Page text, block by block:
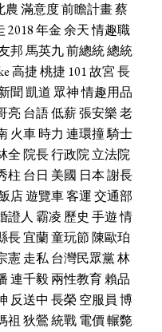
農滿意度前瞻計畫蔡
2018年金余天情趣職
邦馬英九前總統總統
高捷桃捷 101故宮長
聞 凱道 眾神情趣用品
亮台語低薪張安樂老
火車時力 連環撞騎士
全 院長行政院立法院
柱 台日 美國 日本謝長
店遊覽車客運交通部
證人 霸凌 歷史 手遊情
長宜蘭童玩節陳歐珀
憲走私台灣民眾黨林
連千毅兩性教育賴品
反送中 長榮空服員 博
祖 狄鶯統戰電價輾斃